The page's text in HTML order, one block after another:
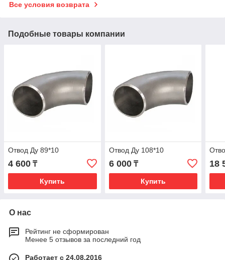
Все условия возврата
Подобные товары компании
Отвод Ду 89*10
4 600 ₸
Купить
Отвод Ду 108*10
6 000₸
Купить
18
О нас
Рейтинг не сформирован
Менее 5 отзывов за последний год
Работает с 24.08.2016